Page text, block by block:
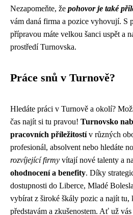
Nezapomeňte, že pohovor je také
vám daná firma a pozice vyhovují. S
přípravou máte velkou šanci uspět a
prostředí Turnovska.
Práce snů v Turnově?
Hledáte práci v Turnově a okolí?
čas najít si tu pravou! Turnovsko
pracovních příležitostív různých
profesionál, absolvent nebo hledáte
rozvíjející firmy vítají nové talenty a
ohodnocení a benefity. Díky
dostupnosti do Liberce, Mladé
vybírat z široké škály pozic a najít tu,
představám a zkušenostem. Ať už